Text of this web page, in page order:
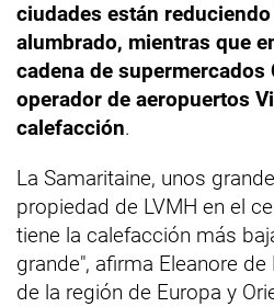
ciudades están
alumbrado, mientras que
cadena de supermercados
operador de aeropuertos
calefacción.
La Samaritaine, unos
propiedad de LVMH en el
tiene la calefacción más
grande", afirma Eleanore
de la región de Europa y